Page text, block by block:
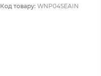
Код товару: WNP04SEAIN